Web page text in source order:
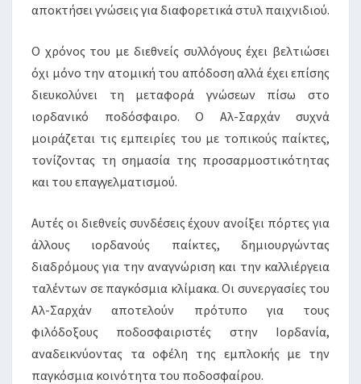
αποκτήσει γνώσεις για διαφορετικά στυλ παιχνιδιού.
Ο χρόνος του με διεθνείς συλλόγους έχει βελτιώσει
όχι μόνο την ατομική του απόδοση αλλά έχει επίσης
διευκολύνει τη μεταφορά γνώσεων πίσω στο
ιορδανικό ποδόσφαιρο. Ο Αλ-Σαρχάν συχνά
μοιράζεται τις εμπειρίες του με τοπικούς παίκτες,
τονίζοντας τη σημασία της προσαρμοστικότητας
και του επαγγελματισμού.
Αυτές οι διεθνείς συνδέσεις έχουν ανοίξει πόρτες για
άλλους ιορδανούς παίκτες, δημιουργώντας
διαδρόμους για την αναγνώριση και την καλλιέργεια
ταλέντων σε παγκόσμια κλίμακα. Οι συνεργασίες του
Αλ-Σαρχάν αποτελούν πρότυπο για τους
φιλόδοξους ποδοσφαιριστές στην Ιορδανία,
αναδεικνύοντας τα οφέλη της εμπλοκής με την
παγκόσμια κοινότητα του ποδοσφαίρου.